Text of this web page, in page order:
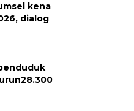
kena
dialog